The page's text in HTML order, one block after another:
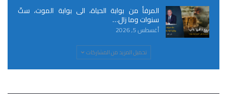
المرفأ من بوابة الحياة، الى بوابة الموت، ستّ
سنوات وما زال…
أغسطس 5, 2026
تحميل المزيد من المشاركات